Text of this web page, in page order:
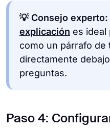
💡 Consejo experto:
explicación es ideal
como un párrafo de
directamente
preguntas.
Paso 4: